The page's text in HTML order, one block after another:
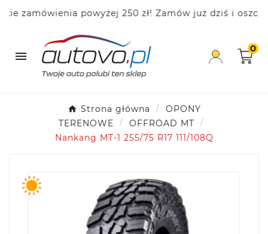
zamówienia powyżej 250 zł! Zamów już dziś i

0
Strona główna
OPONY
TERENOWE
OFFROAD MT
Nankang MT-1 255/75 R17 111/108Q